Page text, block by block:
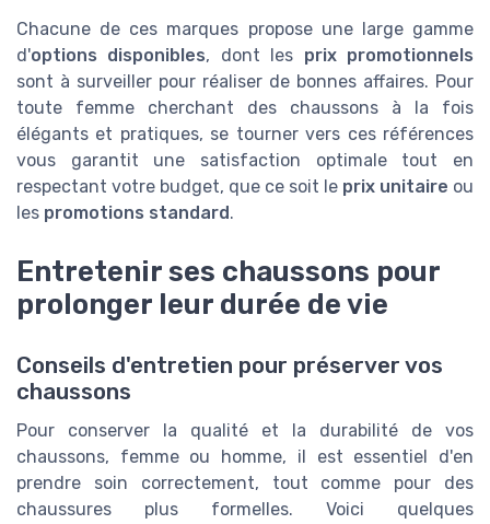
Chacune de ces marques propose une large gamme
d'options disponibles, dont les prix promotionnels
sont à surveiller pour réaliser de bonnes affaires. Pour
toute femme cherchant des chaussons à la fois
élégants et pratiques, se tourner vers ces références
vous garantit une satisfaction optimale tout en
respectant votre budget, que ce soit le prix unitaire ou
les promotions standard.
Entretenir ses chaussons pour
prolonger leur durée de vie
Conseils d'entretien pour préserver vos
chaussons
Pour conserver la qualité et la durabilité de vos
chaussons, femme ou homme, il est essentiel d'en
prendre soin correctement, tout comme pour des
chaussures plus formelles. Voici quelques